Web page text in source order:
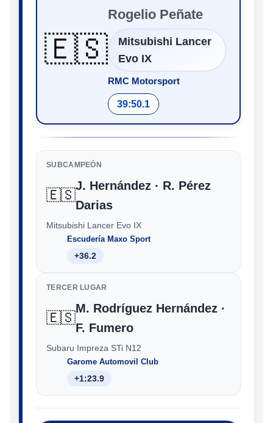
🇪🇸
Rogelio Peñate
Mitsubishi Lancer
Evo IX
RMC Motorsport
39:50.1
SUBCAMPEÓN
🇪🇸
J. Hernández · R. Pérez
Darias
Mitsubishi Lancer Evo IX
Escudería Maxo Sport
+36.2
TERCER LUGAR
🇪🇸
M. Rodríguez Hernández ·
F. Fumero
Subaru Impreza STi N12
Garome Automovil Club
+1:23.9